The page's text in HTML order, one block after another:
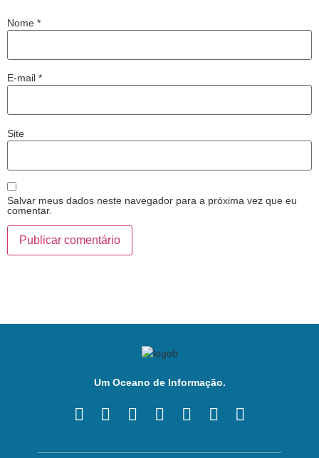
Nome *
E-mail *
Site
Salvar meus dados neste navegador para a próxima vez que eu
comentar.
Um Oceano de Informação.